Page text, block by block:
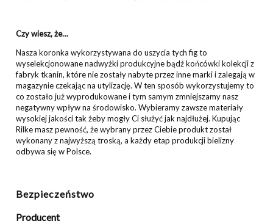
Czy wiesz, że…
Nasza koronka wykorzystywana do uszycia tych fig to
wyselekcjonowane nadwyżki produkcyjne bądź końcówki kolekcji z
fabryk tkanin, które nie zostały nabyte przez inne marki i zalegają w
magazynie czekając na utylizację. W ten sposób wykorzystujemy to
co zostało już wyprodukowane i tym samym zmniejszamy nasz
negatywny wpływ na środowisko. Wybieramy zawsze materiały
wysokiej jakości tak żeby mogły Ci służyć jak najdłużej. Kupując
Rilke masz pewność, że wybrany przez Ciebie produkt został
wykonany z najwyższą troską, a każdy etap produkcji bielizny
odbywa się w Polsce.
Bezpieczeństwo
Producent